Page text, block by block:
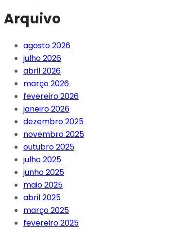
Arquivo
agosto 2026
julho 2026
abril 2026
março 2026
fevereiro 2026
janeiro 2026
dezembro 2025
novembro 2025
outubro 2025
julho 2025
junho 2025
maio 2025
abril 2025
março 2025
fevereiro 2025